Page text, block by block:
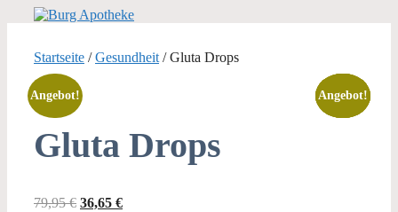
Startseite /Gesundheit / Gluta Drops
Angebot!
Gluta Drops
79,95€ Ursprünglicher
36,65 €Aktueller
Angebot!
Angebot!
Angebot!
Angebot!